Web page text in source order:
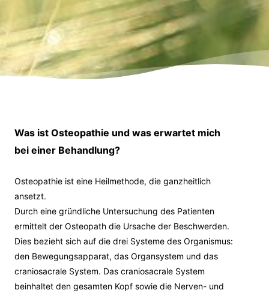
Was ist Osteopathie und was erwartet mich
bei einer Behandlung?
Osteopathie ist eine Heilmethode, die ganzheitlich
ansetzt.
Durch eine gründliche Untersuchung des Patienten
ermittelt der Osteopath die Ursache der Beschwerden.
Dies bezieht sich auf die drei Systeme des Organismus:
den Bewegungsapparat, das Organsystem und das
craniosacrale System. Das craniosacrale System
beinhaltet den gesamten Kopf sowie die Nerven- und